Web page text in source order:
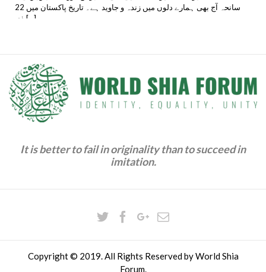
Sectarianism ,Shia Genocide & Persecution
,
سانحہ آج بھی ہمارے دلوں میں زندہ و جاوید ہے۔ تاریخ پاکستان میں 22
ذی [...]
It is better to fail in originality than to succeed in
imitation.
Copyright © 2019. All Rights Reserved byWorld Shia
Forum.